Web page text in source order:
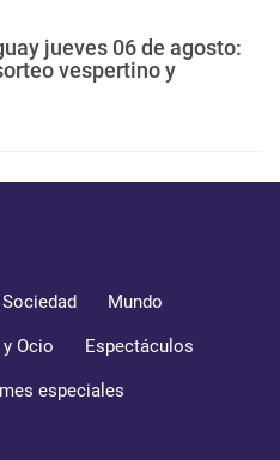
jueves 06 de agosto:
vespertino y
Sociedad Mundo
Ocio Espectáculos
especiales